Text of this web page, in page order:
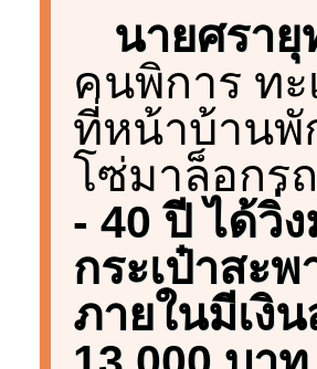
นายศรายุ
คนพิการ ท
ที่หน้าบ้านพั
โซ่มาล็อกรถ
- 40 ปี ได้วิ่
กระเป๋าสะ
ภายในมีเงิ